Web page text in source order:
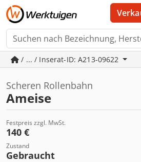
/ ... / Inserat-ID: A213-09622
Scheren Rollenbahn
Ameise
Festpreis zzgl. MwSt.
140 €
Zustand
Gebraucht